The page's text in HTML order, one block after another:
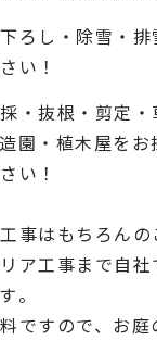
ろし・除雪・
い！
・抜根・剪定
園・ 植木屋をお
い！
事はもちろんの
ア工事まで自
。
ですので、 お庭